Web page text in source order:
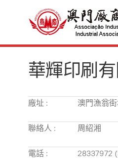
華輝印刷
廠址 : 澳門漁翁
聯絡人 : 周紹湘
電話 : 28337972